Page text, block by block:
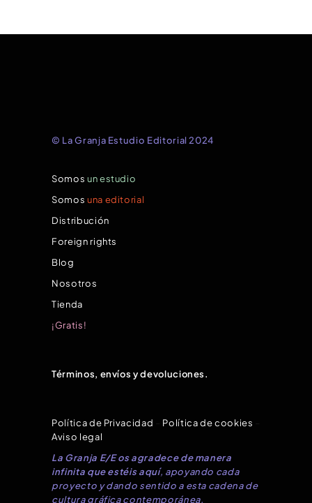
© La Granja Estudio Editorial 2024
Somos un estudio
Somos una editorial
Distribución
Foreign rights
Blog
Nosotros
Tienda
¡Gratis!
Términos, envíos y devoluciones.
Política de Privacidad Política de cookies
Aviso legal
La Granja E/E os agradece de manera
infinita que estéis aquí, apoyando cada
proyecto y dando sentido a esta cadena de
cultura gráfica contemporánea.